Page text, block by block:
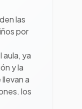
las
por
ya
y la
a
los